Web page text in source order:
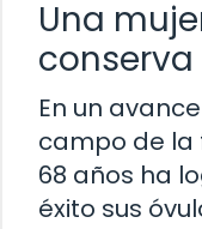
Una
En un
campo de la
68 años ha
éxito sus